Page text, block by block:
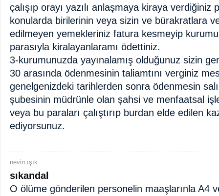
çalışıp orayı yazılı anlaşmaya kiraya verdiğiniz
konularda birilerinin veya sizin ve bürakratlara
edilmeyen yemekleriniz fatura kesmeyip
parasıyla kiralayanlaramı ödettiniz.
3-kurumunuzda yayınalamış olduğunuz sizin
30 arasında ödenmesinin taliamtını verginiz
genelgenizdeki tarihlerden sonra ödenmesin
şubesinin müdrünle olan şahsi ve menfaatsal
veya bu paraları çalıştırıp burdan elde edilen
ediyorsunuz.
nevin ışık
sıkandal
O ölüme gönderilen personelin maaşlarınla A4